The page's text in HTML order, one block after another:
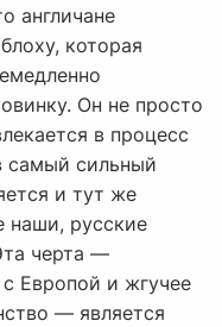
англичане
которая
Он не просто
в процесс
самый сильный
и тут же
наши, русские
черта —
Европой и жгучее
— является